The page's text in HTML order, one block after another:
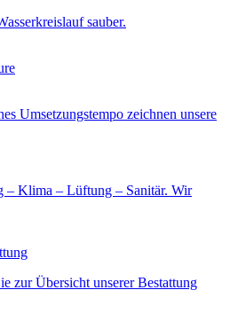
sauber.
Umsetzungstempo zeichnen unsere
– Klima – Lüftung – Sanitär. Wir
zur Übersicht unserer Bestattung